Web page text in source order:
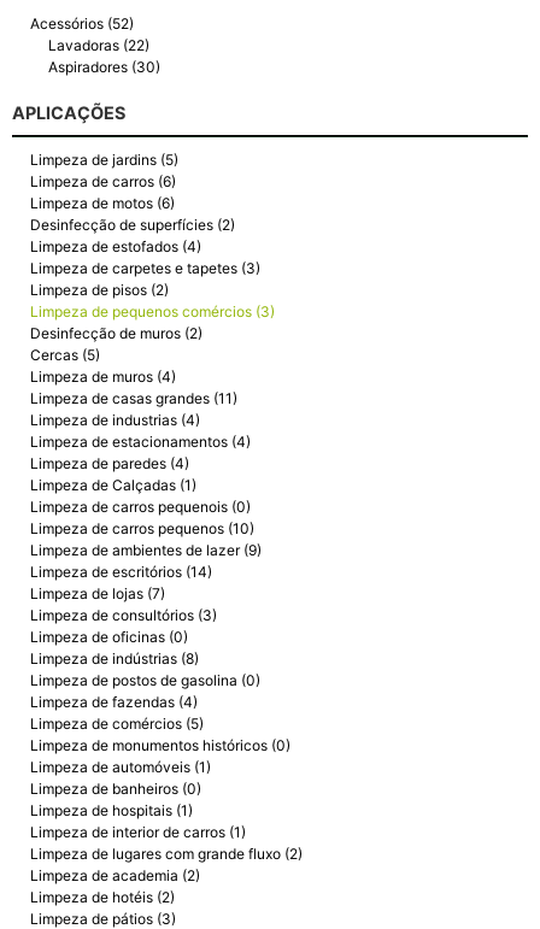
Acessórios (52)
Lavadoras (22)
Aspiradores (30)
APLICAÇÕES
Limpeza de jardins (5)
Limpeza de carros (6)
Limpeza de motos (6)
Desinfecção de superfícies (2)
Limpeza de estofados (4)
Limpeza de carpetes e tapetes (3)
Limpeza de pisos (2)
Limpeza de pequenos comércios (3)
Desinfecção de muros (2)
Cercas (5)
Limpeza de muros (4)
Limpeza de casas grandes (11)
Limpeza de industrias (4)
Limpeza de estacionamentos (4)
Limpeza de paredes (4)
Limpeza de Calçadas (1)
Limpeza de carros pequenois (0)
Limpeza de carros pequenos (10)
Limpeza de ambientes de lazer (9)
Limpeza de escritórios (14)
Limpeza de lojas (7)
Limpeza de consultórios (3)
Limpeza de oficinas (0)
Limpeza de indústrias (8)
Limpeza de postos de gasolina (0)
Limpeza de fazendas (4)
Limpeza de comércios (5)
Limpeza de monumentos históricos (0)
Limpeza de automóveis (1)
Limpeza de banheiros (0)
Limpeza de hospitais (1)
Limpeza de interior de carros (1)
Limpeza de lugares com grande fluxo (2)
Limpeza de academia (2)
Limpeza de hotéis (2)
Limpeza de pátios (3)